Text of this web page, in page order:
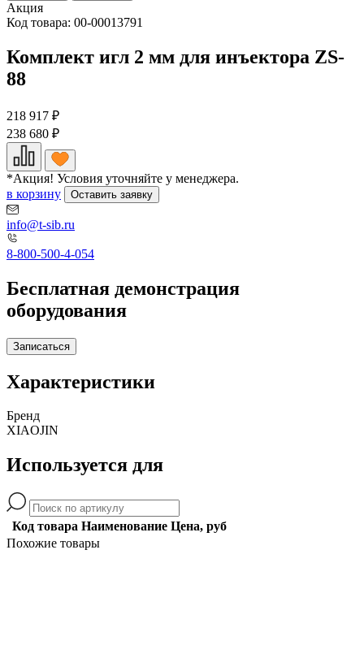
Акция
Код товара: 00-00013791
Комплект игл 2 мм для инъектора ZS-
88
218 917 ₽
238 680 ₽
*Акция! Условия уточняйте у менеджера.
в корзину
Оставить заявку
info@t-sib.ru
8-800-500-4-054
Бесплатная демонстрация
оборудования
Записаться
Характеристики
Бренд
XIAOJIN
Используется для
Код товара Наименование Цена, руб
Похожие товары